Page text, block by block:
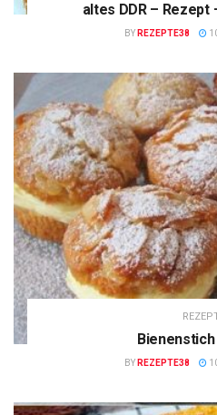
altes DDR – Rezept
BY REZEPTE38
BY REZEPTE38